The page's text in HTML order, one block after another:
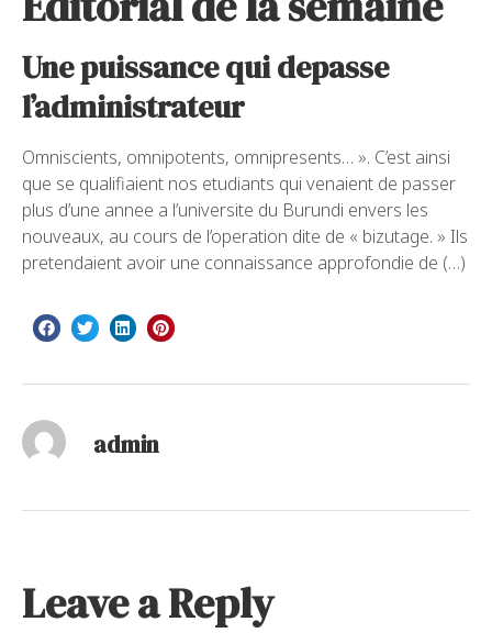
Une puissance qui depasse
l’administrateur
Omniscients, omnipotents, omnipresents… ». C’est ainsi
que se qualifiaient nos etudiants qui venaient de passer
plus d’une annee a l’universite du Burundi envers les
nouveaux, au cours de l’operation dite de « bizutage. » Ils
pretendaient avoir une connaissance approfondie de (…)
admin
Leave a Reply